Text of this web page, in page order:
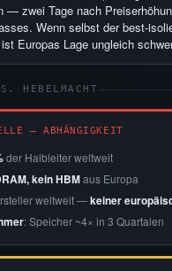
— zwei Tage nach
Wenn selbst der best-
Europas Lage ungleich
HEBELMACHT
— ABHÄNGIGKEIT
der Halbleiter weltweit
kein HBMaus Europa
weltweit —keiner
: Speicher ~4× in 3 Quartalen